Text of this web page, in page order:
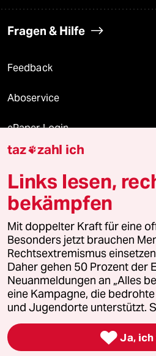
Fragen & Hilfe
Feedback
Aboservice
ePaper Login
Downloads für Abonnierende
© 2026 taz Verlags und Vertriebs
Alle Rechte vorbehalten. Bei rechtlichen
wenden Sie sich bitte an
lizenzen@taz.de
Feedback Redaktionsstatut
Leitlinie Informant
Seitenwende Einwilligungen
taz zahl ich
Links lesen,
bekämpfen
Mit doppelter Kraft für eine
Besonders jetzt brauchen
Rechtsextremismus
Daher gehen 50 Prozent der
Neuanmeldungen an „Alles
eine Kampagne, die
und Jugendorte unterstützt.
 Ja, ich